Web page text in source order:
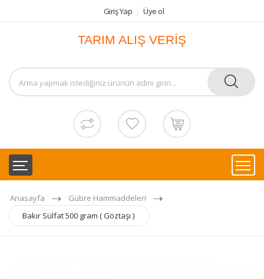
Giriş Yap Üye ol
TARIM ALIŞ VERİŞ
Anasayfa
Gübre Hammaddeleri
Bakır Sülfat 500 gram ( Göztaşı )